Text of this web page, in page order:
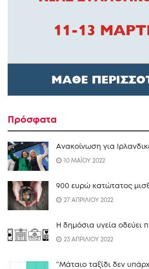
Πρόσφατα
Ανακοίνωση για
10 ΜΑΪΟΥ 2022
900 ευρώ κατώτατος
27 ΑΠΡΙΛΙΟΥ 2022
Η δημόσια υγεία οδεύει
23 ΑΠΡΙΛΙΟΥ 2022
“Mάταιο ταξίδι δεν